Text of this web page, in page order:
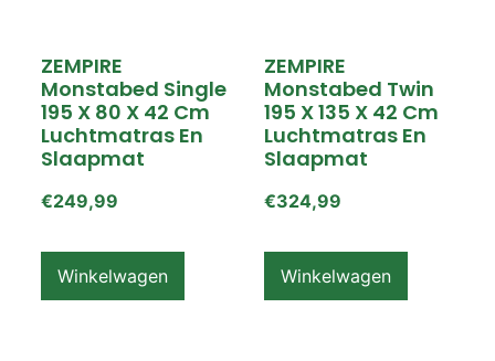
ZEMPIRE
Monstabed Single
195 X 80 X 42 Cm
Luchtmatras En
Slaapmat
€249,99
Winkelwagen
ZEMPIRE
Monstabed Twin
195 X 135 X 42 Cm
Luchtmatras En
Slaapmat
€324,99
Winkelwagen